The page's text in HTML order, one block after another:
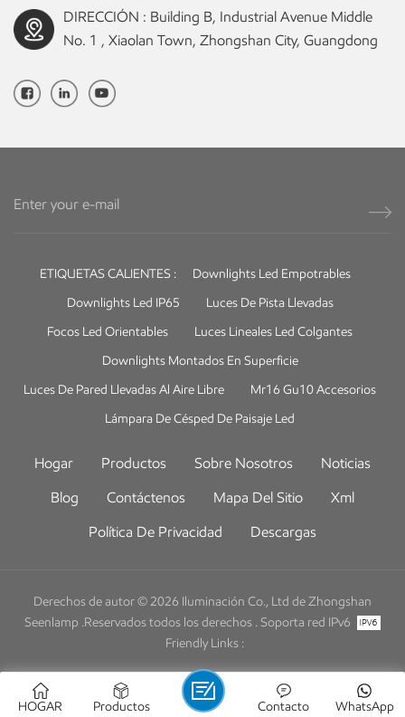
DIRECCIÓN : Building B, Industrial Avenue Middle
No. 1 , Xiaolan Town, Zhongshan City, Guangdong
ETIQUETAS CALIENTES :
Downlights Led Empotrables
Downlights Led IP65
Luces De Pista Llevadas
Focos Led Orientables
Luces Lineales Led Colgantes
Downlights Montados En Superficie
Luces De Pared Llevadas Al Aire Libre
Mr16 Gu10 Accesorios
Lámpara De Césped De Paisaje Led
Hogar Productos Sobre Nosotros
Noticias
Blog
Contáctenos Mapa Del Sitio
Xml
Política De Privacidad
Descargas
Derechos de autor © 2026 Iluminación Co., Ltd de Zhongshan
Seenlamp .Reservados todos los derechos . Soporta red IPv6
Friendly Links :
HOGAR Productos WhatsApp
Contacto